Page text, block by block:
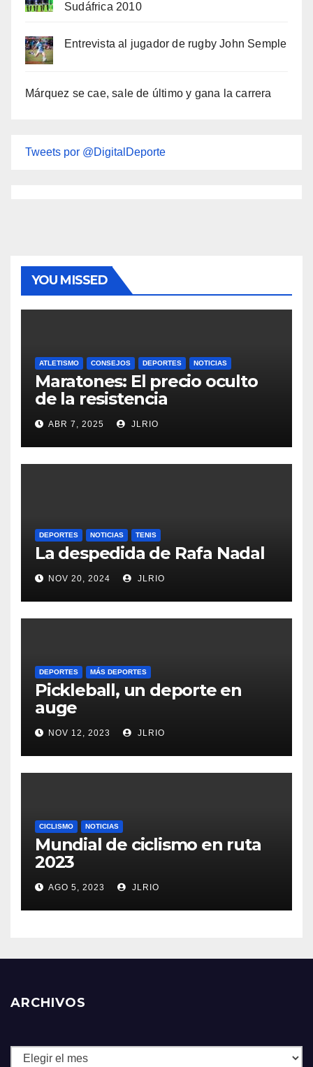
Sudáfrica 2010
Entrevista al jugador de rugby John Semple
Márquez se cae, sale de último y gana la carrera
Tweets por @DigitalDeporte
YOU MISSED
ATLETISMO CONSEJOS DEPORTES NOTICIAS
Maratones: El precio oculto
de la resistencia
ABR 7, 2025 JLRIO
DEPORTES NOTICIAS TENIS
La despedida de Rafa Nadal
NOV 20, 2024 JLRIO
DEPORTES MÁS DEPORTES
Pickleball, un deporte en
auge
NOV 12, 2023 JLRIO
CICLISMO NOTICIAS
Mundial de ciclismo en ruta
2023
AGO 5, 2023 JLRIO
ARCHIVOS
Archivos